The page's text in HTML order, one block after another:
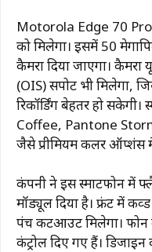
Motorola Edge 70
को मिलेगा। इसमें 50
कैमरा दिया जाएगा।
(OIS) सपोर्ट भी मिलेगा,
रिकॉर्डिंग बेहतर हो
Coffee, Pantone
जैसे प्रीमियम कलर ऑप्शंस
कंपनी ने इस स्मार्टफोन में
मॉड्यूल दिया है। फ्रंट में
पंच कटआउट मिलेगा। फोन
कंट्रोल दिए गए हैं।